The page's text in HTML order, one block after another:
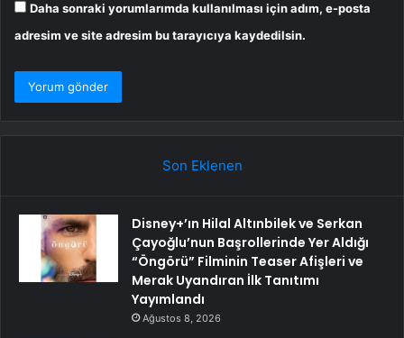
Daha sonraki yorumlarımda kullanılması için adım, e-posta
adresim ve site adresim bu tarayıcıya kaydedilsin.
Son Eklenen
Disney+’ın Hilal Altınbilek ve Serkan
Çayoğlu’nun Başrollerinde Yer Aldığı
“Öngörü” Filminin Teaser Afişleri ve
Merak Uyandıran İlk Tanıtımı
Yayımlandı
Ağustos 8, 2026